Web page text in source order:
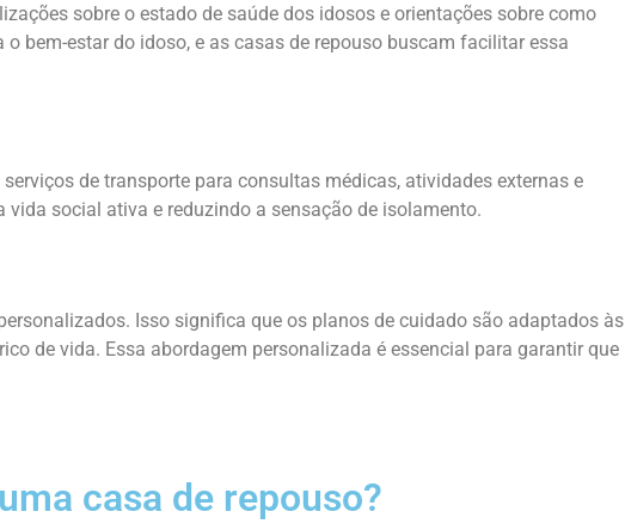
sobre o estado de saúde dos idosos e orientações sobre como
bem-estar do idoso, e as casas de repouso buscam facilitar essa
de transporte para consultas médicas, atividades externas e
social ativa e reduzindo a sensação de isolamento.
Isso significa que os planos de cuidado são adaptados às
de vida. Essa abordagem personalizada é essencial para garantir que
casa de repouso?